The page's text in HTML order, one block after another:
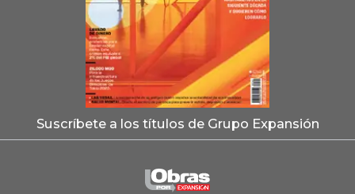
Suscríbete a los títulos de Grupo Expansión